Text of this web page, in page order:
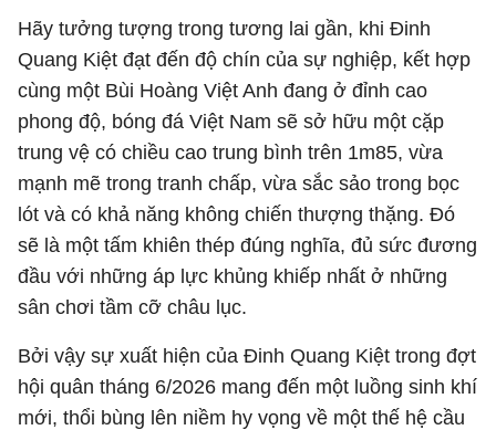
Hãy tưởng tượng trong tương lai gần, khi Đinh
Quang Kiệt đạt đến độ chín của sự nghiệp, kết hợp
cùng một Bùi Hoàng Việt Anh đang ở đỉnh cao
phong độ, bóng đá Việt Nam sẽ sở hữu một cặp
trung vệ có chiều cao trung bình trên 1m85, vừa
mạnh mẽ trong tranh chấp, vừa sắc sảo trong bọc
lót và có khả năng không chiến thượng thặng. Đó
sẽ là một tấm khiên thép đúng nghĩa, đủ sức đương
đầu với những áp lực khủng khiếp nhất ở những
sân chơi tầm cỡ châu lục.
Bởi vậy sự xuất hiện của Đinh Quang Kiệt trong đợt
hội quân tháng 6/2026 mang đến một luồng sinh khí
mới, thổi bùng lên niềm hy vọng về một thế hệ cầu